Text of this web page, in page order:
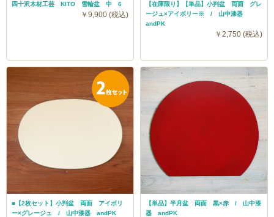
サイズ。
四十沢木材工芸 KITO 雪輪盆 中 6
￥9,900 (税込)
【在庫限り】【単品】小判盆 両面 グレ
ージュ×アイボリー※ / 山中漆器
andPK
￥2,750 (税込)
■【2枚セット】小判盆 両面 アイボリ
ー×グレージュ / 山中漆器 andPK
【単品】半月盆 両面 黒×赤 / 山中漆
器 andPK